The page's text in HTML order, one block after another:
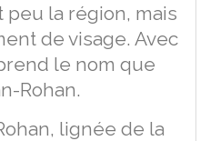
la région, mais
de visage. Avec
le nom que
Rohan.
lignée de la